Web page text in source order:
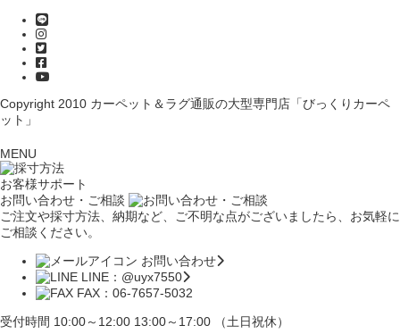
Copyright 2010 カーペット＆ラグ通販の大型専門店「びっくりカーペ
ット」
MENU
お客様サポート
お問い合わせ・ご相談
ご注文や採寸方法、納期など、ご不明な点がございましたら、お気軽に
ご相談ください。
お問い合わせ
LINE：@uyx7550
FAX：06-7657-5032
受付時間 10:00～12:00 13:00～17:00 （土日祝休）